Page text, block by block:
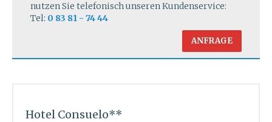
nutzen Sie telefonisch unseren Kundenservice:
Tel: 0 83 81 - 74 44
ANFRAGE
Hotel Consuelo**